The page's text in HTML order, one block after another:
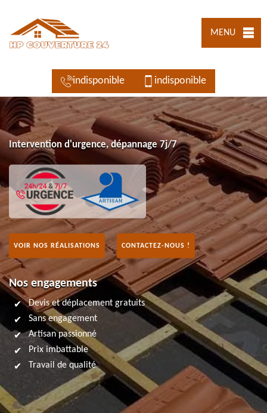
MENU
indisponible indisponible
Intervention d'urgence, dépannage 7j/7
VOIR NOS RÉALISATIONS CONTACTEZ-NOUS !
Nos engagements
Devis et déplacement gratuits
Sans engagement
Artisan passionné
Prix imbattable
Travail de qualité